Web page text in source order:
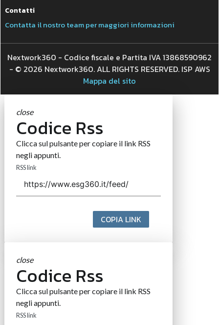
Contatti
Contatta il nostro team per maggiori informazioni
Nextwork360 - Codice fiscale e Partita IVA 13868590962
- © 2026 Nextwork360. ALL RIGHTS RESERVED. ISP AWS
Mappa del sito
close
Codice Rss
Clicca sul pulsante per copiare il link RSS
negli appunti.
RSS link
COPIA LINK
close
Codice Rss
Clicca sul pulsante per copiare il link RSS
negli appunti.
RSS link